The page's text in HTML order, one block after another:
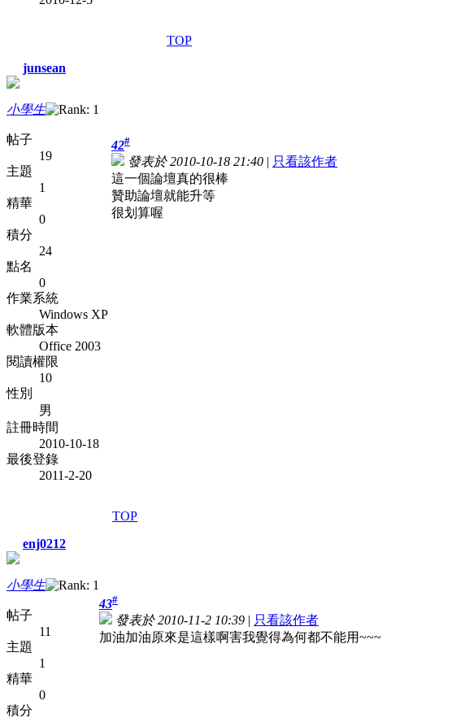
TOP
junsean
小學生
帖子
19
主題
1
精華
0
積分
24
點名
0
作業系統
Windows XP
軟體版本
Office 2003
閱讀權限
10
性別
男
註冊時間
2010-10-18
最後登錄
2011-2-20
42#
發表於 2010-10-18 21:40 | 只看該作者
這一個論壇真的很棒
贊助論壇就能升等
很划算喔
TOP
enj0212
小學生
帖子
11
主題
1
精華
0
積分
43#
發表於 2010-11-2 10:39 | 只看該作者
加油加油原來是這樣啊害我覺得為何都不能用~~~